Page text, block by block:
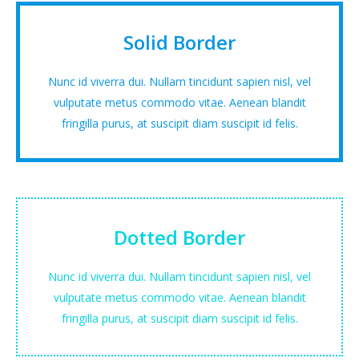
Solid Border
Nunc id viverra dui. Nullam tincidunt sapien nisl, vel
vulputate metus commodo vitae. Aenean blandit
fringilla purus, at suscipit diam suscipit id felis.
Dotted Border
Nunc id viverra dui. Nullam tincidunt sapien nisl, vel
vulputate metus commodo vitae. Aenean blandit
fringilla purus, at suscipit diam suscipit id felis.